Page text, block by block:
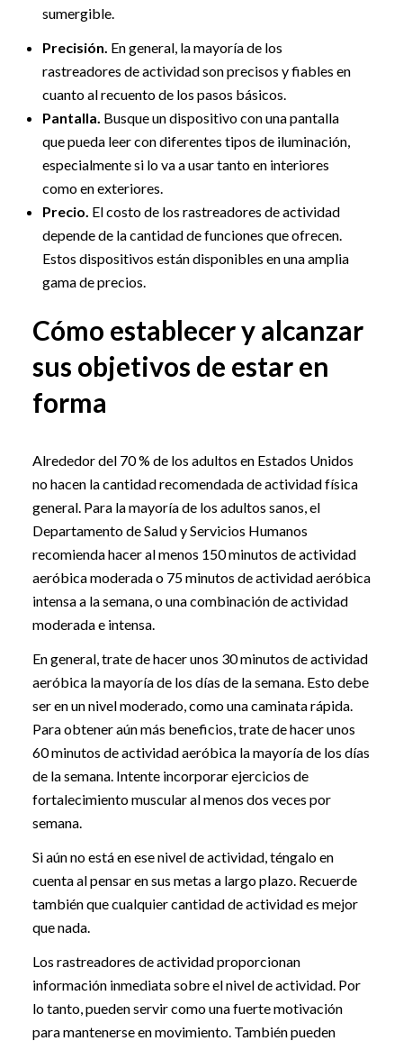
sumergible.
Precisión. En general, la mayoría de los
rastreadores de actividad son precisos y fiables en
cuanto al recuento de los pasos básicos.
Pantalla. Busque un dispositivo con una pantalla
que pueda leer con diferentes tipos de iluminación,
especialmente si lo va a usar tanto en interiores
como en exteriores.
Precio. El costo de los rastreadores de actividad
depende de la cantidad de funciones que ofrecen.
Estos dispositivos están disponibles en una amplia
gama de precios.
Cómo establecer y alcanzar
sus objetivos de estar en
forma
Alrededor del 70 % de los adultos en Estados Unidos
no hacen la cantidad recomendada de actividad física
general. Para la mayoría de los adultos sanos, el
Departamento de Salud y Servicios Humanos
recomienda hacer al menos 150 minutos de actividad
aeróbica moderada o 75 minutos de actividad aeróbica
intensa a la semana, o una combinación de actividad
moderada e intensa.
En general, trate de hacer unos 30 minutos de actividad
aeróbica la mayoría de los días de la semana. Esto debe
ser en un nivel moderado, como una caminata rápida.
Para obtener aún más beneficios, trate de hacer unos
60 minutos de actividad aeróbica la mayoría de los días
de la semana. Intente incorporar ejercicios de
fortalecimiento muscular al menos dos veces por
semana.
Si aún no está en ese nivel de actividad, téngalo en
cuenta al pensar en sus metas a largo plazo. Recuerde
también que cualquier cantidad de actividad es mejor
que nada.
Los rastreadores de actividad proporcionan
información inmediata sobre el nivel de actividad. Por
lo tanto, pueden servir como una fuerte motivación
para mantenerse en movimiento. También pueden